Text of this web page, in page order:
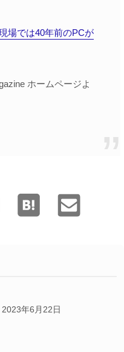
場では40年前のPCが
ホームページよ
2023年6月22日